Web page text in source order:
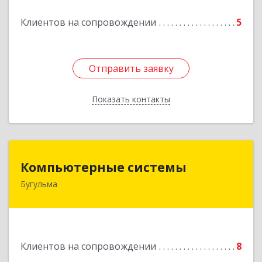
Клиентов на сопровождении 5
Отправить заявку
Показать контакты
Отправить заявку
Назад
Компьютерные системы
Бугульма
Клиентов на сопровождении 8
420111, Республика Татарстан, Бугульма,